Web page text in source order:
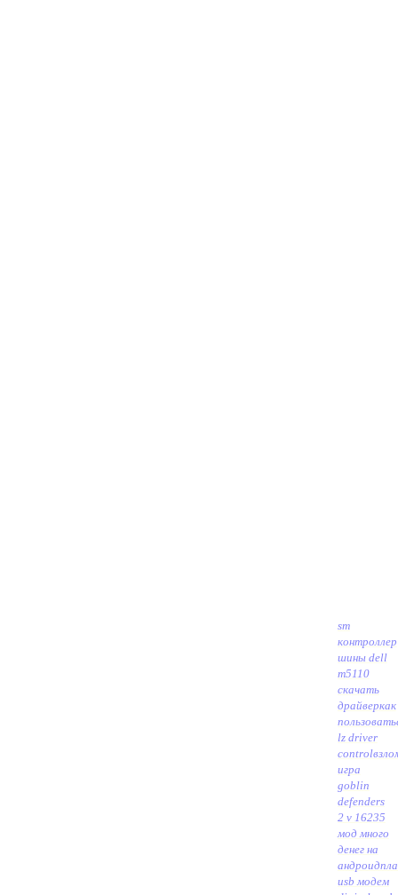
sm
контроллер
шины dell
m5110
скачать
драйверкак
lz driver
control
игра
goblin
defenders
2 v 16235
мод много
денег на
андроид
usb модем